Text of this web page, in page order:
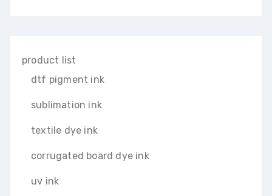
product list
dtf pigment ink
sublimation ink
textile dye ink
corrugated board dye ink
uv ink